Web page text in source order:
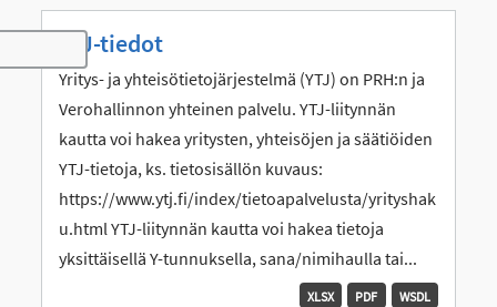
Toggle navigation
YTJ-tiedot
Yritys- ja yhteisötietojärjestelmä (YTJ) on PRH:n ja
Verohallinnon yhteinen palvelu. YTJ-liitynnän
kautta voi hakea yritysten, yhteisöjen ja säätiöiden
YTJ-tietoja, ks. tietosisällön kuvaus:
https://www.ytj.fi/index/tietoapalvelusta/yrityshak
u.html YTJ-liitynnän kautta voi hakea tietoja
yksittäisellä Y-tunnuksella, sana/nimihaulla tai...
WSDL
PDF
XLSX